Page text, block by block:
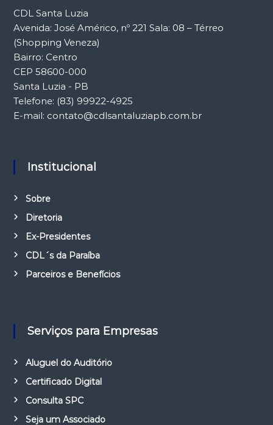
CDL Santa Luzia
Avenida: José Américo, nº 221 Sala: 08 – Térreo
(Shopping Veneza)
Bairro: Centro
CEP 58600-000
Santa Luzia - PB
Telefone: (83) 99922-4925
E-mail: contato@cdlsantaluziapb.com.br
Institucional
Sobre
Diretoria
Ex-Presidentes
CDL´s da Paraíba
Parceiros e Benefícios
Serviços para Empresas
Aluguel do Auditório
Certificado Digital
Consulta SPC
Seja um Associado